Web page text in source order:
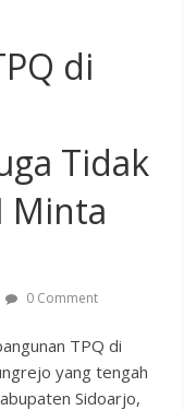
di
Tidak
Minta
0 Comment
TPQ di
yang tengah
Sidoarjo,